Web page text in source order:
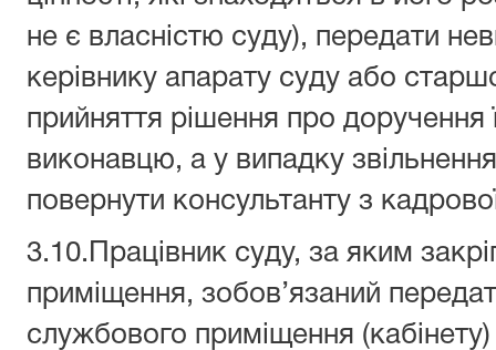
не є власністю суду), передати
керівнику апарату суду або
прийняття рішення про доручення
виконавцю, а у випадку
повернути консультанту з
3.10.Працівник суду, за яким
приміщення, зобов’язаний
службового приміщення